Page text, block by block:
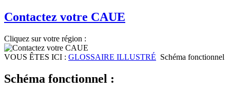
Contactez votre CAUE
Cliquez sur votre région :
VOUS ÊTES ICI : GLOSSAIRE ILLUSTRÉ Schéma fonctionnel
Schéma fonctionnel :